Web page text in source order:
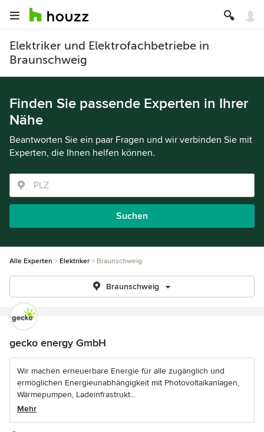
Elektriker und Elektrofachbetriebe in
Braunschweig
Finden Sie passende Experten in Ihrer
Nähe
Beantworten Sie ein paar Fragen und wir verbinden Sie mit
Experten, die Ihnen helfen können.
Suchen
Alle Experten Elektriker Braunschweig
Braunschweig
gecko energy GmbH
Wir machen erneuerbare Energie für alle zugänglich und
ermöglichen Energieunabhängigkeit mit Photovoltaikanlagen,
Wärmepumpen, Ladeinfrastrukt...
Mehr